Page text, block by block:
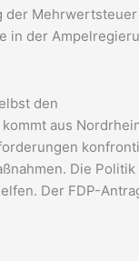
der
in der
den
aus
Die
Der FDP-